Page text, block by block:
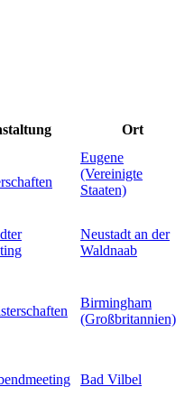
Ort
Eugene
(Vereinigte
Staaten)
Neustadt an der
Waldnaab
Birmingham
(Großbritannien)
Bad Vilbel